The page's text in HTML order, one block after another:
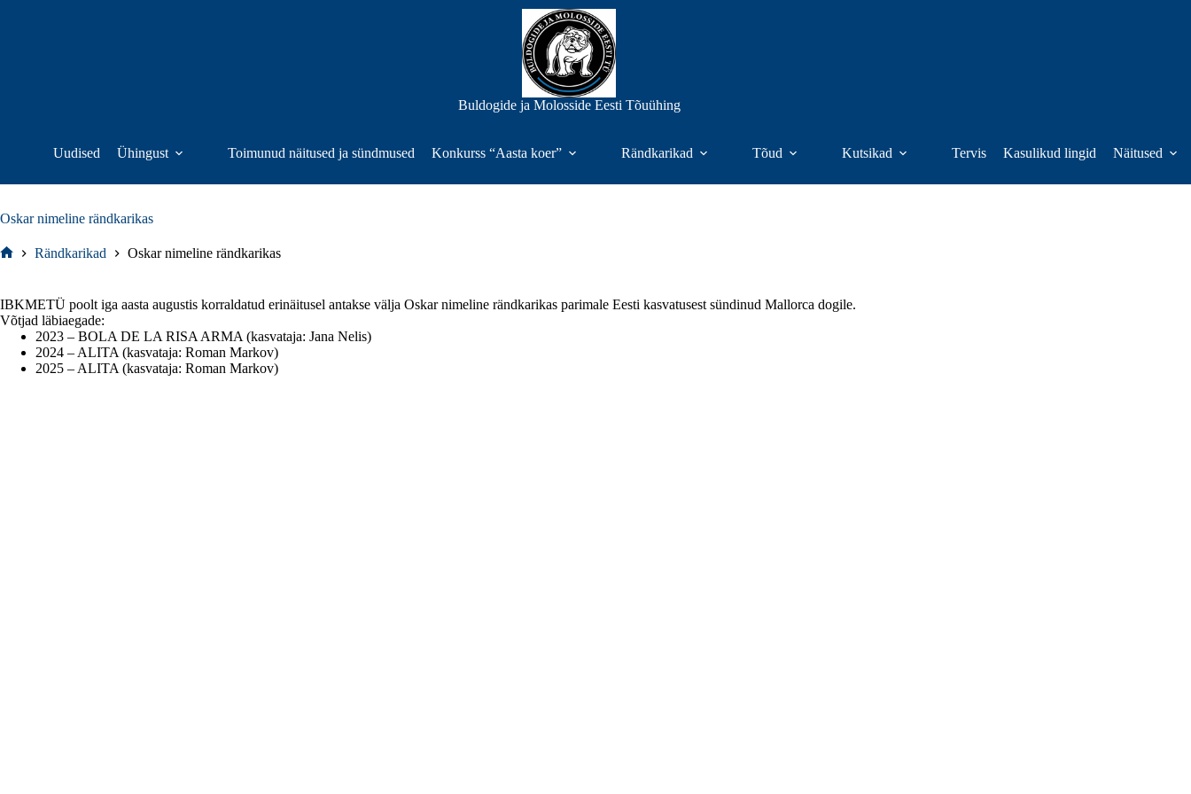
Buldogide ja Molosside Eesti Tõuühing
Uudised Ühingust Toimunud näitused ja sündmused Konkurss “Aasta koer” Rändkarikad Tõud Kutsikad Tervis Kasulikud lingid Näitused
Oskar nimeline rändkarikas
Rändkarikad Oskar nimeline rändkarikas
IBKMETÜ poolt iga aasta augustis korraldatud erinäitusel antakse välja Oskar nimeline rändkarikas parimale Eesti kasvatusest sündinud Mallorca dogile.
Võtjad läbiaegade:
2023 – BOLA DE LA RISA ARMA (kasvataja: Jana Nelis)
2024 – ALITA (kasvataja: Roman Markov)
2025 – ALITA (kasvataja: Roman Markov)